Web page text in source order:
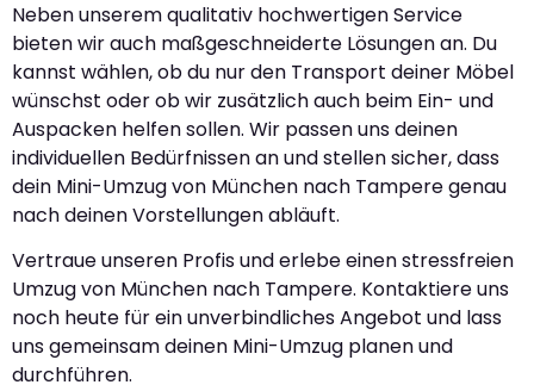
Neben unserem qualitativ hochwertigen Service
bieten wir auch maßgeschneiderte Lösungen an. Du
kannst wählen, ob du nur den Transport deiner Möbel
wünschst oder ob wir zusätzlich auch beim Ein- und
Auspacken helfen sollen. Wir passen uns deinen
individuellen Bedürfnissen an und stellen sicher, dass
dein Mini-Umzug von München nach Tampere genau
nach deinen Vorstellungen abläuft.
Vertraue unseren Profis und erlebe einen stressfreien
Umzug von München nach Tampere. Kontaktiere uns
noch heute für ein unverbindliches Angebot und lass
uns gemeinsam deinen Mini-Umzug planen und
durchführen.